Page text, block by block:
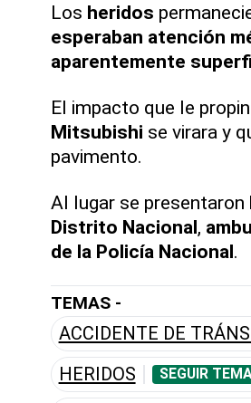
Los heridos
esperaban atención
aparentemente
El impacto que le
Mitsubishi se virara y
pavimento.
Al lugar se presentaron
Distrito Nacional,
de la Policía Nacional.
TEMAS -
ACCIDENTE DE
HERIDOS SEGUIR